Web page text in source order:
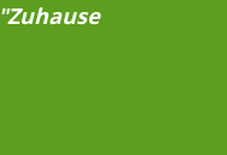
"Zuhause